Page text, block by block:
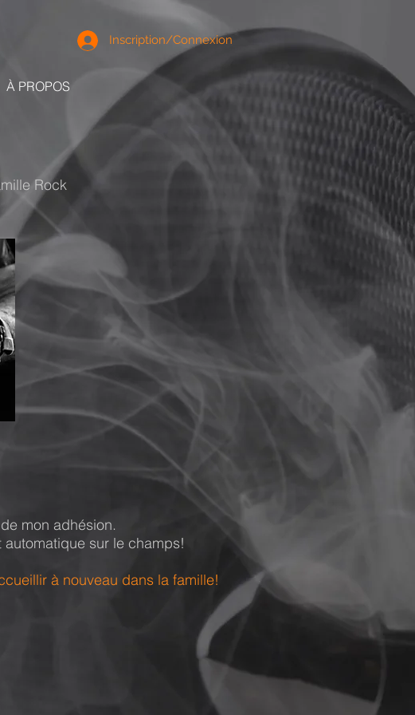
À PROPOS
Inscription/Connexion
Rock
mon adhésion.
sur le champs!
à nouveau dans la famille!